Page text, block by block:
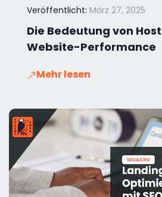
Veröffentlicht: März 27, 2025
Die Bedeutung von
Website-Performance
Mehr lesen